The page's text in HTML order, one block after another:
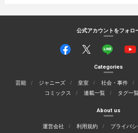
公式アカウントをフォロ
Categories
芸能 ジャニーズ 皇室 社会・事件
コミックス
連載一覧 タグ一
About us
運営会社 利用規約
プライバ